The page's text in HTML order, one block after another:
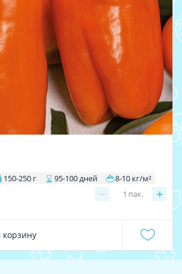
150-250 г 95-100 дней 8-10 кг/м²
− +
1 пак.